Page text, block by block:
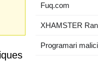
Fuq.com
XHAMSTER
Programari